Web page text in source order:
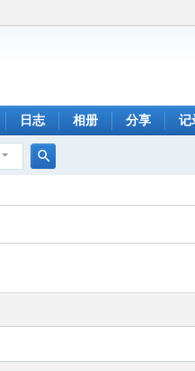
日志 相册 分享 记
索